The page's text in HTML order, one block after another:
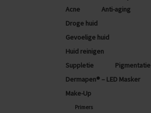
Acne
Anti-aging
Droge huid
Gevoelige huid
Huid reinigen
Suppletie
Pigmentatie
Dermapen® – LED Masker
Make-Up
Primers